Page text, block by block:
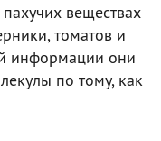
веществах
томатов и
информации они
по тому, как